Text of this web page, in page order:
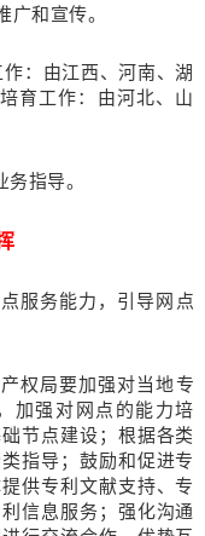
广和宣传。
：由江西、河南、湖
育工作：由河北、山
指导。
服务能力，引导网点
权局要加强对当地专
加强对网点的能力培
节点建设；根据各类
指导；鼓励和促进专
供专利文献支持、专
信息服务；强化沟通